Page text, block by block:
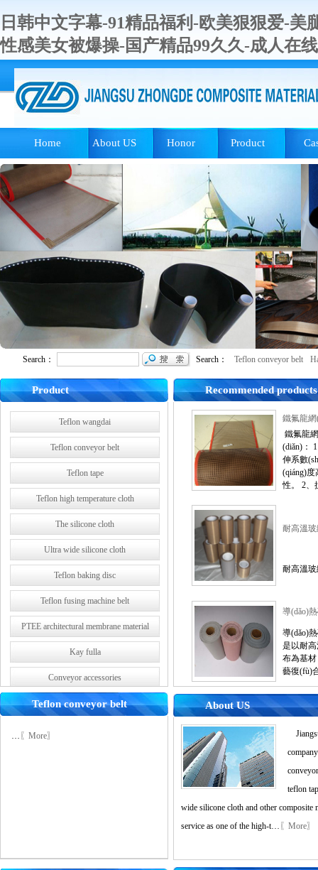
日韩中文字幕-91精品福利-欧美狠狠爱-
性感美女被爆操-国产精品99久久-成人在
Home About US Honor Product
Search： Search： Teflon conveyor belt
Product
Teflon wangdai
Teflon conveyor belt
Teflon tape
Teflon high temperature cloth
The silicone cloth
Ultra wide silicone cloth
Teflon baking disc
Teflon fusing machine belt
PTEE architectural membrane material
Kay fulla
Conveyor accessories
The silicone oven (disc) pad
Teflon conveyor belt
… 〖More〗
Recommended products
鐵氟龍網
鐵氟龍
(diǎn)：
伸系數
(qiáng)
性。 2、
耐高溫
耐高溫
導(dǎo)
導(dǎo)
是以耐
布為基
藝復(fù)
About US
teflon
wide silicone cloth and other composite
service as one of the high-t… 〖More〗